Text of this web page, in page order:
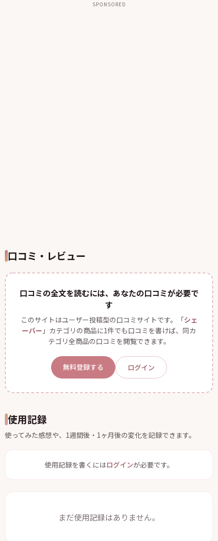
SPONSORED
口コミ・レビュー
口コミの全文を読むには、あなたの口コミが必要で
す
このサイトはユーザー投稿型の口コミサイトです。「シェ
ーバー 」カテゴリの商品に1件でも口コミを書けば、同カ
テゴリ全商品の口コミを閲覧できます。
無料登録する ログイン
使用記録
使ってみた感想や、1週間後・1ヶ月後の変化を記録できます。
使用記録を書くにはログインが必要です。
まだ使用記録はありません。